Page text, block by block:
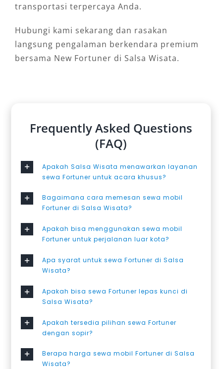
transportasi terpercaya Anda.
Hubungi kami sekarang dan rasakan
langsung pengalaman berkendara premium
bersama New Fortuner di Salsa Wisata.
Frequently Asked Questions
(FAQ)
Apakah Salsa Wisata menawarkan layanan
sewa Fortuner untuk acara khusus?
Bagaimana cara memesan sewa mobil
Fortuner di Salsa Wisata?
Apakah bisa menggunakan sewa mobil
Fortuner untuk perjalanan luar kota?
Apa syarat untuk sewa Fortuner di Salsa
Wisata?
Apakah bisa sewa Fortuner lepas kunci di
Salsa Wisata?
Apakah tersedia pilihan sewa Fortuner
dengan sopir?
Berapa harga sewa mobil Fortuner di Salsa
Wisata?